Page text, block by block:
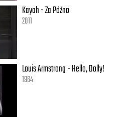
Kayah - Za Późno
2011
Louis Armstrong - Hello, Dolly!
1964